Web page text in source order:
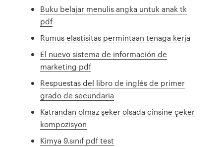
Buku belajar menulis angka untuk anak tk
pdf
Rumus elastisitas permintaan tenaga kerja
El nuevo sistema de información de
marketing pdf
Respuestas del libro de inglés de primer
grado de secundaria
Katrandan olmaz şeker olsada cinsine çeker
kompozisyon
Kimya 9.sınıf pdf test